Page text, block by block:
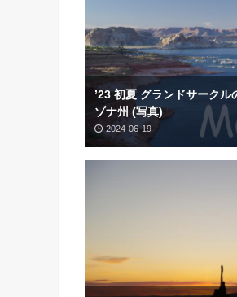
’23 初夏 グランドサーク
ゾナ州 (写真)
2024-06-19